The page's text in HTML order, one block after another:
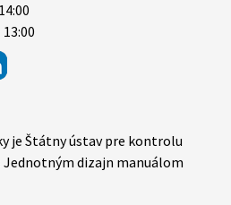
je Štátny ústav pre kontrolu
Jednotným dizajn manuálom